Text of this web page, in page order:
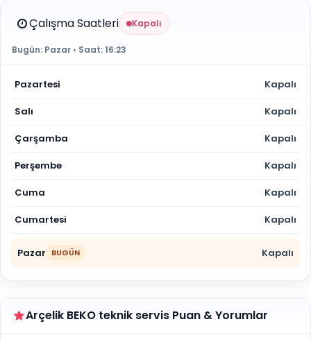
Çalışma Saatleri Kapalı
Bugün: Pazar • Saat:16:23
Pazartesi Kapalı
Salı Kapalı
Çarşamba Kapalı
Perşembe Kapalı
Cuma Kapalı
Cumartesi Kapalı
Pazar BUGÜN Kapalı
Arçelik BEKO teknik servis Puan & Yorumlar